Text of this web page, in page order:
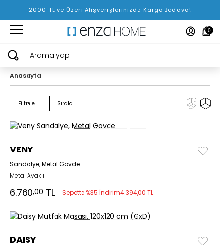
2000 TL ve Üzeri Alışverişlerinizde Kargo Bedava!
0
Arama yap
Anasayfa
Filtrele Sırala
VENY
Sandalye, Metal Gövde
Metal Ayaklı
6.760,00 TL Sepette %35 İndirim4.394,00 TL
DAISY